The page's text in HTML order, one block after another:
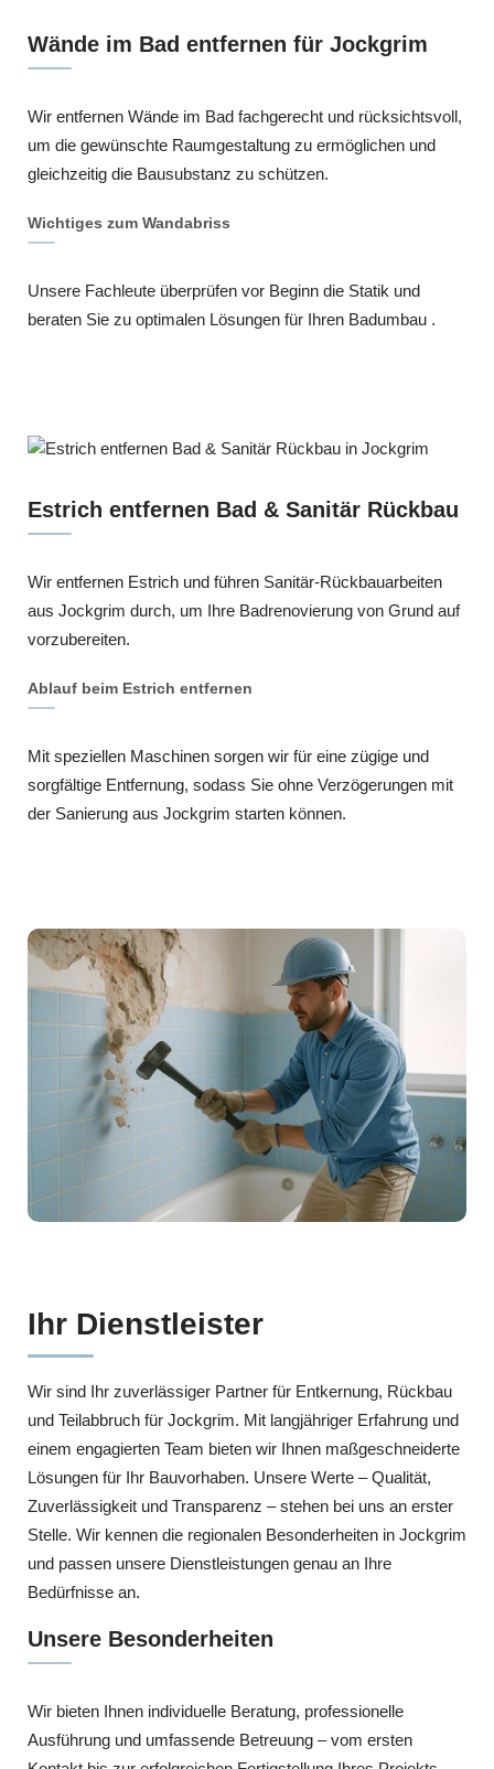
Wände im Bad entfernen für Jockgrim
Wir entfernen Wände im Bad fachgerecht und rücksichtsvoll,
um die gewünschte Raumgestaltung zu ermöglichen und
gleichzeitig die Bausubstanz zu schützen.
Wichtiges zum Wandabriss
Unsere Fachleute überprüfen vor Beginn die Statik und
beraten Sie zu optimalen Lösungen für Ihren Badumbau .
Estrich entfernen Bad & Sanitär Rückbau
Wir entfernen Estrich und führen Sanitär-Rückbauarbeiten
aus Jockgrim durch, um Ihre Badrenovierung von Grund auf
vorzubereiten.
Ablauf beim Estrich entfernen
Mit speziellen Maschinen sorgen wir für eine zügige und
sorgfältige Entfernung, sodass Sie ohne Verzögerungen mit
der Sanierung aus Jockgrim starten können.
Ihr Dienstleister
Wir sind Ihr zuverlässiger Partner für Entkernung, Rückbau
und Teilabbruch für Jockgrim. Mit langjähriger Erfahrung und
einem engagierten Team bieten wir Ihnen maßgeschneiderte
Lösungen für Ihr Bauvorhaben. Unsere Werte – Qualität,
Zuverlässigkeit und Transparenz – stehen bei uns an erster
Stelle. Wir kennen die regionalen Besonderheiten in Jockgrim
und passen unsere Dienstleistungen genau an Ihre
Bedürfnisse an.
Unsere Besonderheiten
Wir bieten Ihnen individuelle Beratung, professionelle
Ausführung und umfassende Betreuung – vom ersten